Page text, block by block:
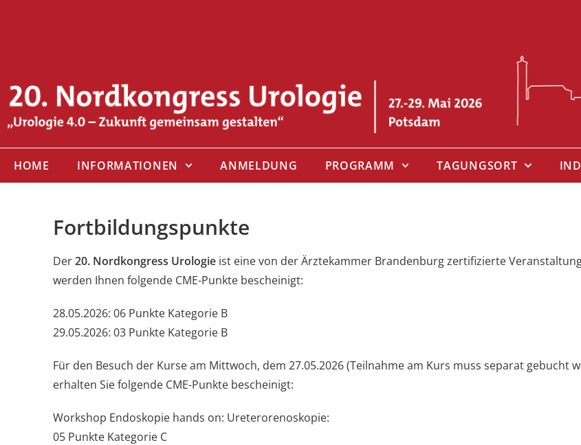
HOME INFORMATIONEN ANMELDUNG PROGRAMM TAGUNGSORT
Fortbildungspunkte
Der20. Nordkongress Urologie ist eine von der Ärztekammer Brandenburg zertifizierte
werden Ihnen folgende CME-Punkte bescheinigt:
28.05.2026: 06 Punkte Kategorie B
29.05.2026: 03 Punkte Kategorie B
Für den Besuch der Kurse am Mittwoch, dem 27.05.2026 (Teilnahme am Kurs muss separat
erhalten Sie folgende CME-Punkte bescheinigt:
Workshop Endoskopie hands on: Ureterorenoskopie:
05 Punkte Kategorie C